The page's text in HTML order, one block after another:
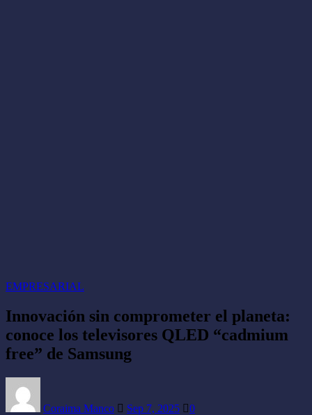
EMPRESARIAL
Innovación sin comprometer el planeta:
conoce los televisores QLED “cadmium
free” de Samsung
Coraima Manco Sep 7, 2025 0